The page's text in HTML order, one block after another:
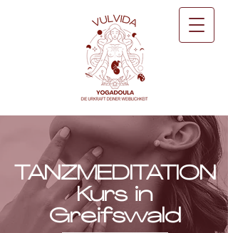
TANZMEDITATION
Kurs in
Greifswald